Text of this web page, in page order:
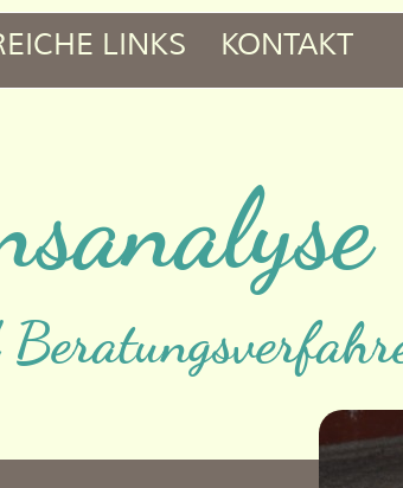
LINKS KONTAKT